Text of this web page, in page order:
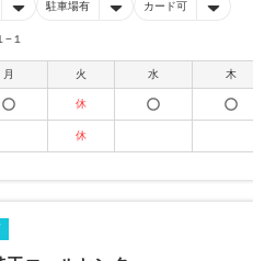
駐車場有 カード可
−１
月
火 水 木
休
休